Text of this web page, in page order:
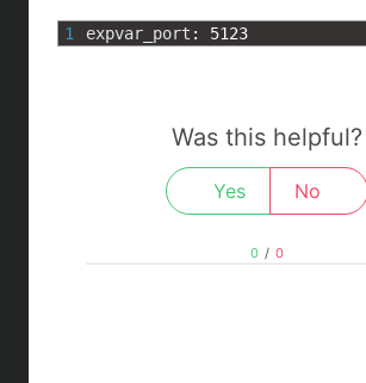
n
b
e
1 expvar_port : 5123
Was this helpful?
Yes No
0 / 0